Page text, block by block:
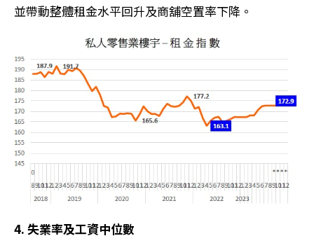
並帶動整體租金水平回升及商舖空置率下降。
4. 失業率及工資中位數